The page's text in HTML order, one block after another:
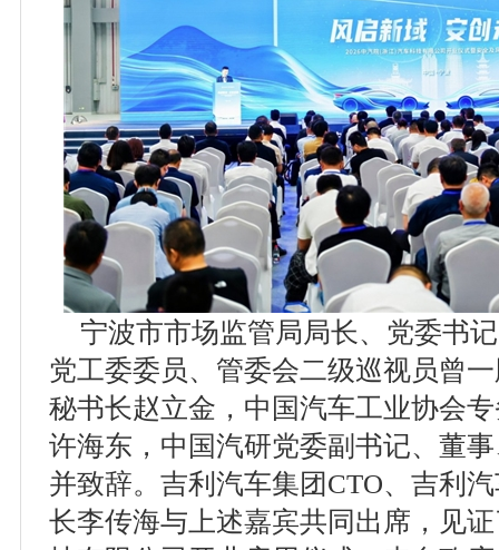
宁波市市场监管局局长、党委书
党工委委员、管委会二级巡视员曾
秘书长赵立金，中国汽车工业协会
许海东，中国汽研党委副书记、董
并致辞。吉利汽车集团CTO、吉利
长李传海与上述嘉宾共同出席，见